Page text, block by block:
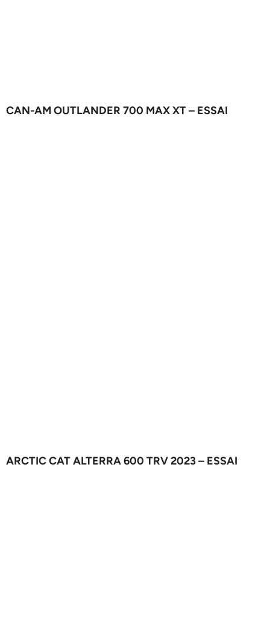
CAN-AM OUTLANDER 700 MAX XT – ESSAI
ARCTIC CAT ALTERRA 600 TRV 2023 – ESSAI